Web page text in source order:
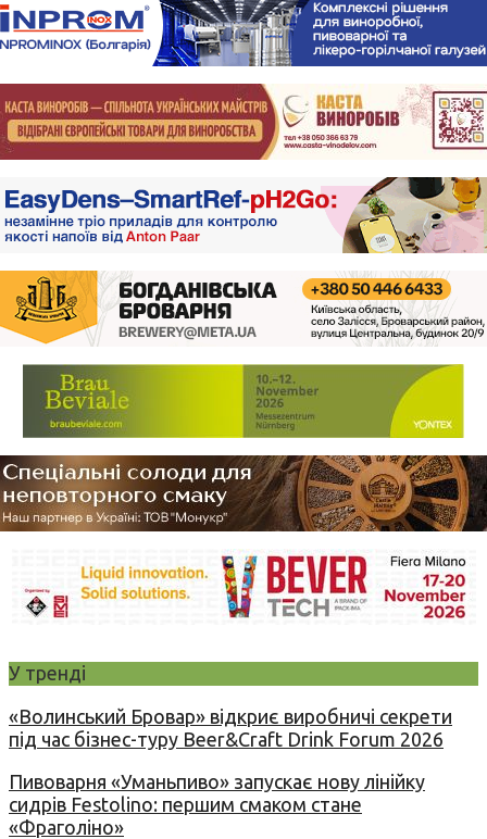
У тренді
«Волинський Бровар» відкриє виробничі секрети
під час бізнес-туру Beer&Craft Drink Forum 2026
Пивоварня «Уманьпиво» запускає нову лінійку
сидрів Festolino: першим смаком стане
«Фраголіно»